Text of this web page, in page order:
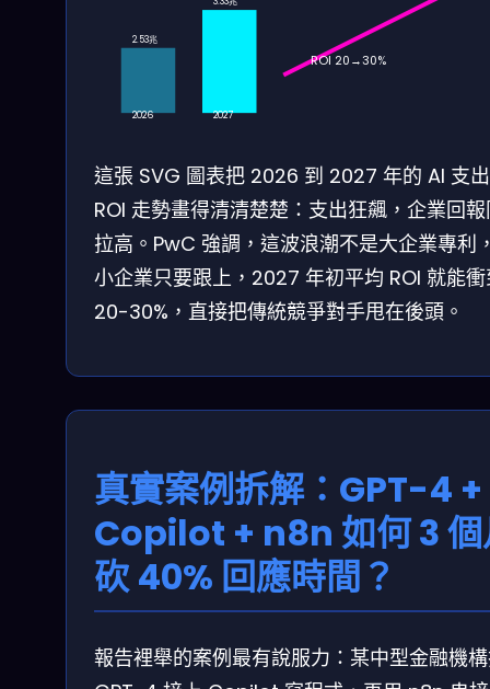
2026
2.53兆
2027
ROI 20→30%
這張 SVG 圖表把 2026 到 2027 年的 AI 支
ROI 走勢畫得清清楚楚：支出狂飆，企業回
拉高。PwC 強調，這波浪潮不是大企業專利
小企業只要跟上，2027 年初平均 ROI 就能
20-30%，直接把傳統競爭對手甩在後頭。
真實案例拆解：GPT-4 +
Copilot + n8n 如何 3 個
砍 40% 回應時間？
報告裡舉的案例最有說服力：某中型金融機